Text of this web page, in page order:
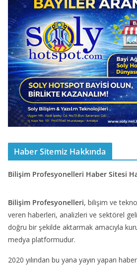
Haber Sitemiz Hakkında
Bilişim Profesyonelleri Haber Sitesi
Bilişim Profesyonelleri, bilişim ve
veren haberleri, analizleri ve sektörel
doğru bir şekilde aktarmak amacıyla
medya platformudur.
2020 yılından bu yana yayın yapan